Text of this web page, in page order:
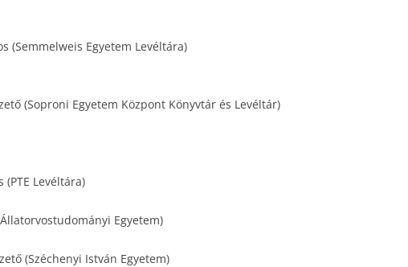
(Semmelweis Egyetem Levéltára)
(Soproni Egyetem Központ Könyvtár és Levéltár)
Levéltára)
Egyetem)
(Széchenyi István Egyetem)